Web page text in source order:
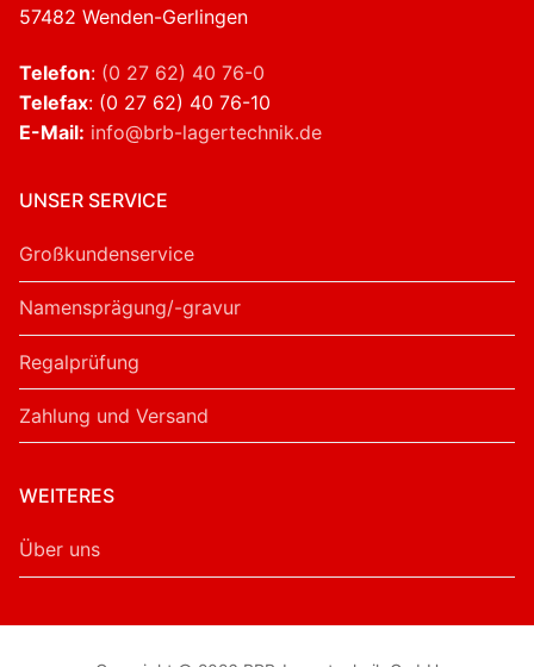
57482 Wenden-Gerlingen
Telefon: (0 27 62) 40 76-0
Telefax: (0 27 62) 40 76-10
E-Mail: info@brb-lagertechnik.de
UNSER SERVICE
Großkundenservice
Namensprägung/-gravur
Regalprüfung
Zahlung und Versand
WEITERES
Über uns